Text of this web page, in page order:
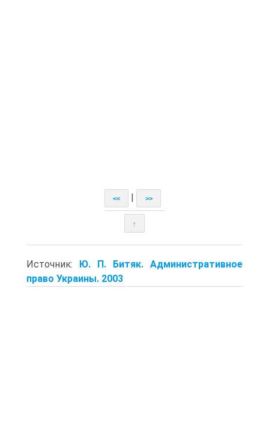
<< >>
↑
Источник: Ю. П. Битяк. Административное
право Украины. 2003